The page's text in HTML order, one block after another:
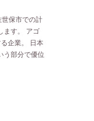
保市での計
ます。 アゴ
企業。 日本
う部分で優位